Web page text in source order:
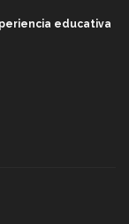
educativa